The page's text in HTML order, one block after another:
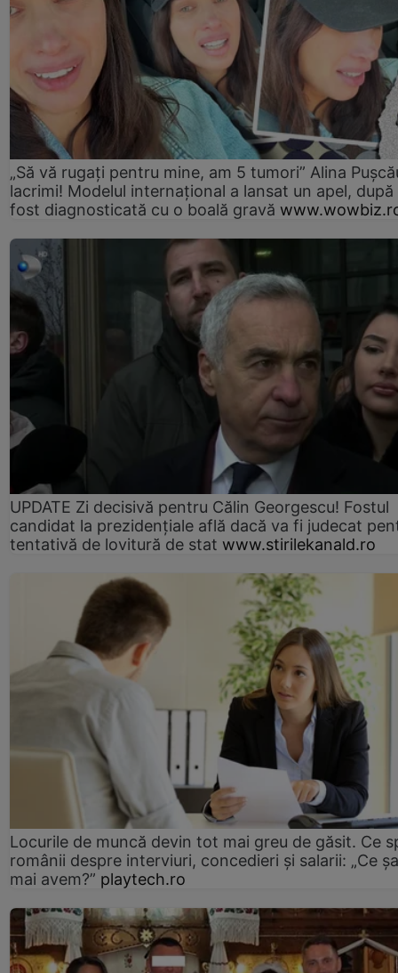
„Să vă rugați pentru mine, am 5 tumori” Alina
lacrimi! Modelul internațional a lansat un apel, după
fost diagnosticată cu o boală gravă
UPDATE Zi decisivă pentru Călin Georgescu! Fostul
candidat la prezidențiale află dacă va fi judecat
tentativă de lovitură de stat www.stirilekanald.ro
Locurile de muncă devin tot mai greu de găsit. Ce
românii despre interviuri, concedieri și salarii: „Ce
mai avem?” playtech.ro